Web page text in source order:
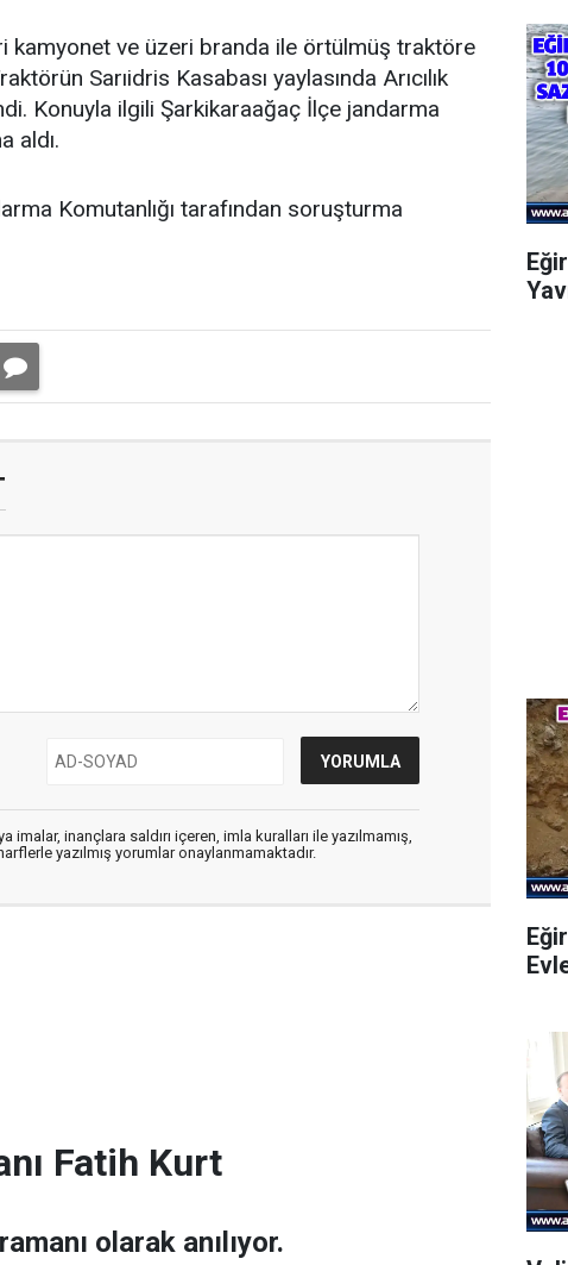
kamyonet ve üzeri branda ile örtülmüş traktöre
Sarıidris Kasabası yaylasında Arıcılık
Konuyla ilgili Şarkikaraağaç İlçe jandarma
aldı.
Komutanlığı tarafından soruşturma
inançlara saldırı içeren, imla kuralları ile yazılmamış,
yazılmış yorumlar onaylanmamaktadır.
Fatih Kurt
olarak anılıyor.